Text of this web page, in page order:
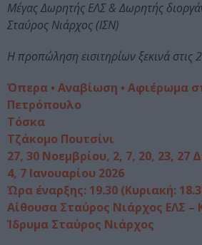
Μέγας Δωρητής ΕΛΣ & Δωρητής
Σταύρος Νιάρχος (ΙΣΝ)
Η προπώληση εισιτηρίων ξεκινά στις
Όπερα • Αναβίωση • Αφιέρωμα
Πετρόπουλο
Τόσκα
Τζάκομο Πουτσίνι
27, 30 Νοεμβρίου, 2, 7, 20, 23, 27
4, 7 Ιανουαρίου 2026
Ώρα έναρξης: 19.30 (Κυριακή:
Αίθουσα Σταύρος Νιάρχος ΕΛΣ –
Ίδρυμα Σταύρος Νιάρχος